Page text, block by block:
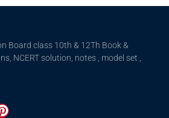
Board class 10th & 12Th Book &
NCERT solution, notes , model set ,